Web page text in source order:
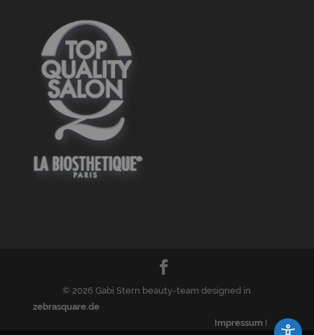
© 2026 Gabi Stern beauty-team designed in
zebrasquare.de
Impressum I